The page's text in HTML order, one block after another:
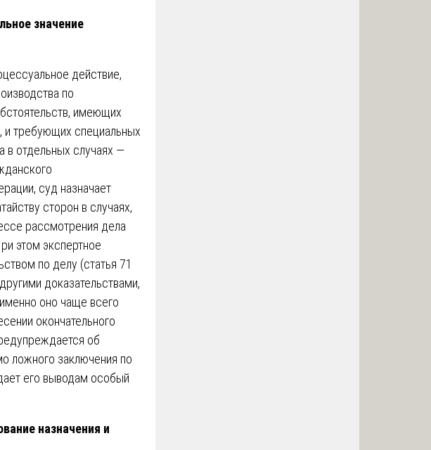
значение
действие,
по
имеющих
и требующих специальных
в отдельных случаях —
суд назначает
сторон в случаях,
рассмотрения дела
этом экспертное
по делу (статья 71
доказательствами,
оно чаще всего
окончательного
об
ложного заключения по
его выводам особый
назначения и